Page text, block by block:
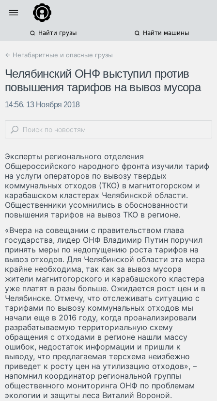
Найти грузы Найти машины
← Негабаритные и опасные грузы
Челябинский ОНФ выступил против
повышения тарифов на вывоз мусора
14:56, 13 Ноября 2018
Эксперты регионального отделения
Общероссийского народного фронта изучили тариф
на услуги операторов по вывозу твердых
коммунальных отходов (ТКО) в магнитогорском и
карабашском кластерах Челябинской области.
Общественники усомнились в обоснованности
повышения тарифов на вывоз ТКО в регионе.
«Вчера на совещании с правительством глава
государства, лидер ОНФ Владимир Путин поручил
принять меры по недопущению роста тарифов на
вывоз отходов. Для Челябинской области эта мера
крайне необходима, так как за вывоз мусора
жители магнитогорского и карабашского кластера
уже платят в разы больше. Ожидается рост цен и в
Челябинске. Отмечу, что отслеживать ситуацию с
тарифами по вывозу коммунальных отходов мы
начали еще в 2016 году, когда проанализировали
разрабатываемую территориальную схему
обращения с отходами в регионе нашли массу
ошибок, недостаток информации и пришли к
выводу, что предлагаемая терсхема неизбежно
приведет к росту цен на утилизацию отходов», –
напомнил координатор региональной группы
общественного мониторинга ОНФ по проблемам
экологии и защиты леса Виталий Вороной.